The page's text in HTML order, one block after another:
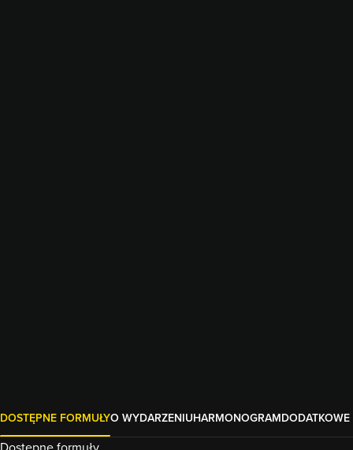
DOSTĘPNE FORMUŁYO WYDARZENIUHARMONOGRAM